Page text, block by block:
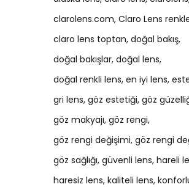
clarolens.com Claro Lens
claro lens toptan doğal bakış
doğal bakışlar doğal lens
doğal renkli lens en iyi lens
gri lens göz estetiği göz
göz makyajı göz rengi
göz rengi değişimi göz rengi
göz sağlığı güvenli lens hareli
haresiz lens kaliteli lens